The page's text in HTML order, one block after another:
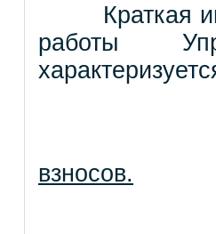
Краткая
работы
взносов.